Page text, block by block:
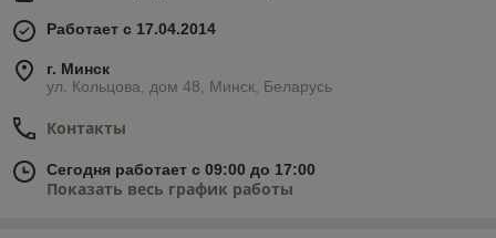
Работает с 17.04.2014
г. Минск
ул. Кольцова, дом 48, Минск, Беларусь
Контакты
Сегодня работает с 09:00 до 17:00
Показать весь график работы